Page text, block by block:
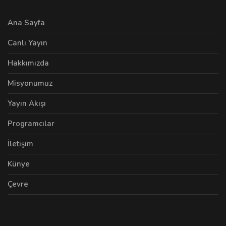
Ana Sayfa
Canlı Yayın
Hakkımızda
Misyonumuz
Yayın Akışı
Programcılar
İletişim
Künye
Çevre